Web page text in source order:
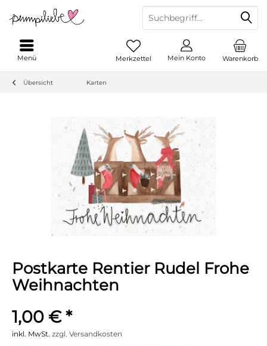
Warenkorb
Merkzettel Mein Konto
Menü
Übersicht Karten
Postkarte Rentier Rudel Frohe
Weihnachten
1,00 € *
inkl. MwSt. zzgl. Versandkosten